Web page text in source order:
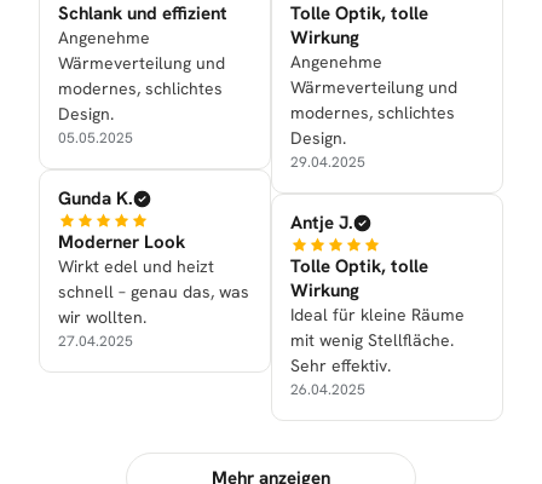
Schlank und effizient
Angenehme
Wärmeverteilung und
modernes, schlichtes
Design.
05.05.2025
Gunda K.
Moderner Look
Wirkt edel und heizt
schnell – genau das, was
wir wollten.
27.04.2025
Tolle Optik, tolle
Wirkung
Angenehme
Wärmeverteilung und
modernes, schlichtes
Design.
29.04.2025
Antje J.
Tolle Optik, tolle
Wirkung
Ideal für kleine Räume
mit wenig Stellfläche.
Sehr effektiv.
26.04.2025
Mehr anzeigen